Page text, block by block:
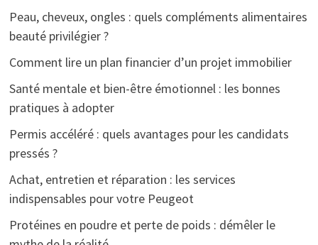
Peau, cheveux, ongles : quels compléments alimentaires
beauté privilégier ?
Comment lire un plan financier d’un projet immobilier
Santé mentale et bien-être émotionnel : les bonnes
pratiques à adopter
Permis accéléré : quels avantages pour les candidats
pressés ?
Achat, entretien et réparation : les services
indispensables pour votre Peugeot
Protéines en poudre et perte de poids : démêler le